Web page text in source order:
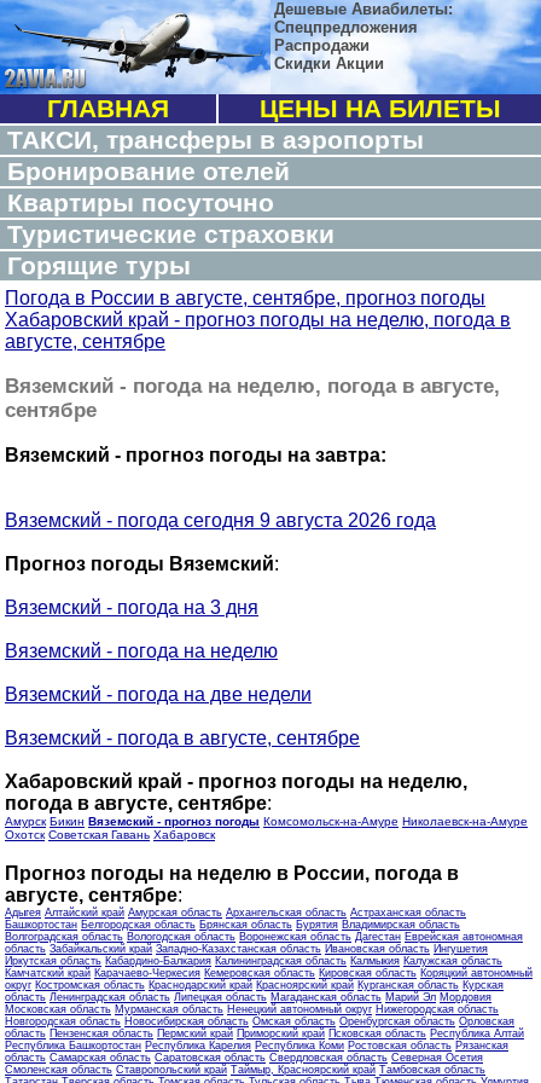
Дешевые Авиабилеты:
Спецпредложения
Распродажи
Скидки Акции
ГЛАВНАЯ
ЦЕНЫ НА БИЛЕТЫ
ТАКСИ, трансферы в аэропорты
Бронирование отелей
Квартиры посуточно
Туристические страховки
Горящие туры
Погода в России в августе, сентябре, прогноз погоды
Хабаровский край - прогноз погоды на неделю, погода в
августе, сентябре
Вяземский - погода на неделю, погода в августе,
сентябре
Вяземский - прогноз погоды на завтра:
Вяземский - погода сегодня 9 августа 2026 года
Прогноз погоды Вяземский:
Вяземский - погода на 3 дня
Вяземский - погода на неделю
Вяземский - погода на две недели
Вяземский - погода в августе, сентябре
Хабаровский край - прогноз погоды на неделю,
погода в августе, сентябре:
Амурск Бикин Вяземский - прогноз погоды Комсомольск-на-Амуре Николаевск-на-Амуре
Охотск Советская Гавань Хабаровск
Прогноз погоды на неделю в России, погода в
августе, сентябре:
Адыгея Алтайский край Амурская область Архангельская область Астраханская область
Башкортостан Белгородская область Брянская область Бурятия Владимирская область
Волгоградская область Вологодская область Воронежская область Дагестан Еврейская автономная
область Забайкальский край Западно-Казахстанская область Ивановская область Ингушетия
Иркутская область Кабардино-Балкария Калининградская область Калмыкия Калужская область
Камчатский край Карачаево-Черкесия Кемеровская область Кировская область Коряцкий автономный
округ Костромская область Краснодарский край Красноярский край Курганская область Курская
область Ленинградская область Липецкая область Магаданская область Марий Эл Мордовия
Московская область Мурманская область Ненецкий автономный округ Нижегородская область
Новгородская область Новосибирская область Омская область Оренбургская область Орловская
область Пензенская область Пермский край Приморский край Псковская область Республика Алтай
Республика Башкортостан Республика Карелия Республика Коми Ростовская область Рязанская
область Самарская область Саратовская область Свердловская область Северная Осетия
Смоленская область Ставропольский край Таймыр, Красноярский край Тамбовская область